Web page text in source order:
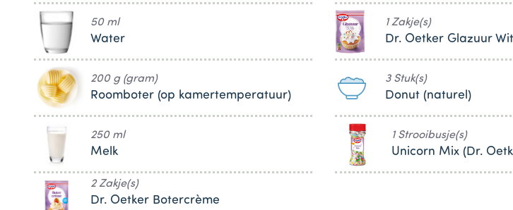
50 ml
Water
200 g (gram)
Roomboter (op kamertemperatuur)
250 ml
Melk
2 Zakje(s)
Dr. Oetker Botercrème
1 Zakje(s)
Dr. Oetker Glazuur Wit
3 Stuk(s)
Donut (naturel)
1 Strooibusje(s)
Unicorn Mix (Dr.